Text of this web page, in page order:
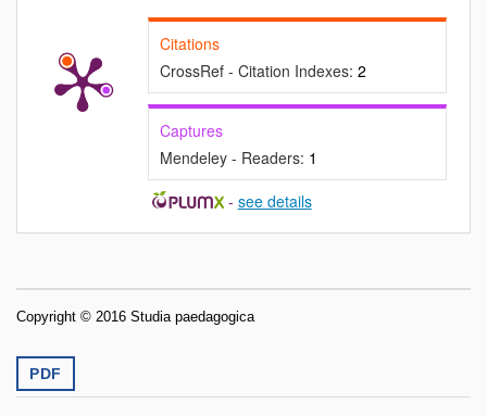
Citations
CrossRef - Citation Indexes: 2
Captures
Mendeley - Readers: 1
- see details
Copyright © 2016 Studia paedagogica
PDF